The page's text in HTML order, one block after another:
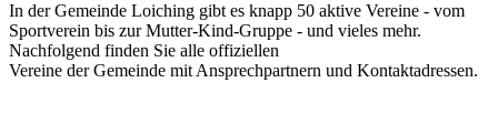
In der Gemeinde Loiching gibt es knapp 50 aktive Vereine - vom
Sportverein bis zur Mutter-Kind-Gruppe - und vieles mehr.
Nachfolgend finden Sie alle offiziellen
Vereine der Gemeinde mit Ansprechpartnern und Kontaktadressen.